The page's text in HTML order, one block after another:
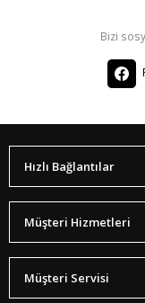
Bizi
Hızlı Bağlantılar
Müşteri Hizmetleri
Müşteri Servisi